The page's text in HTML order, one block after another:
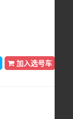
加入选号车